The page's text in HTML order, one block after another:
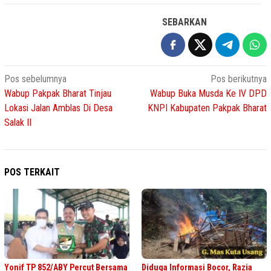
SEBARKAN
Navigasi
pos
Pos sebelumnya
Wabup Pakpak Bharat Tinjau
Lokasi Jalan Amblas Di Desa
Salak II
Pos berikutnya
Wabup Buka Musda Ke IV DPD
KNPI Kabupaten Pakpak Bharat
POS TERKAIT
Yonif TP 852/ABY Percut Bersama Diduga Informasi Bocor, Razia